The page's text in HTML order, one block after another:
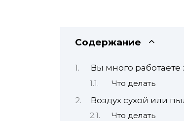
Содержание
Вы много
Что делать
Воздух сухой или
Что делать